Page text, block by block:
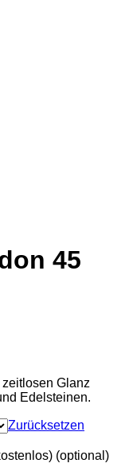
45
Glanz
Edelsteinen.
Zurücksetzen
(optional)